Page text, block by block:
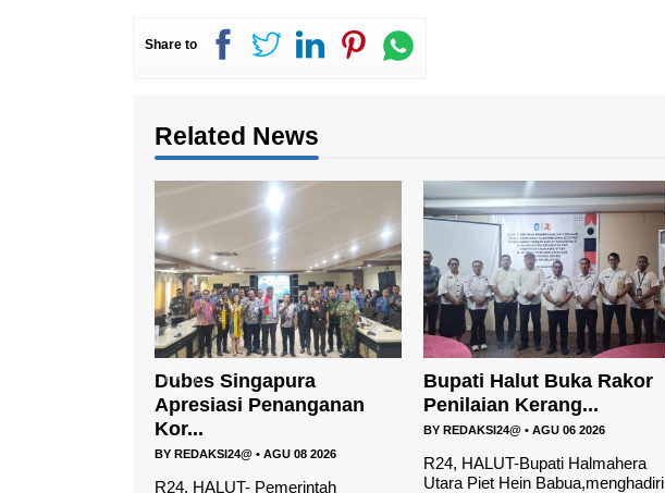
Share to
Related News
Bupati Halut Buka Rakor
Penilaian Kerang...
BYREDAKSI24@
R24, HALUT-Bupati Halmahera
Utara Piet Hein Babua,menghadiri
Menko Pangan: KDKMP
Harus Jadi Motor Eko...
BY REDAKSI24@ • AGU 05 2026
R24, Ternate, – Menteri
Koordinator Bidang Pangan Zulkifli